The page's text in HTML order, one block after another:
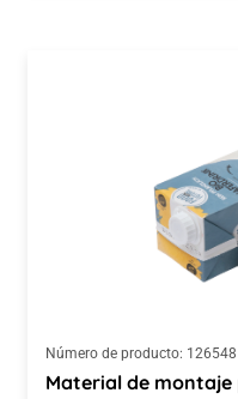
Número de producto: 126548
Material de montaje